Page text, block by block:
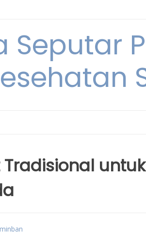
Seputar